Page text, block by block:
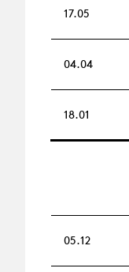
17.05
04.04
18.01
05.12